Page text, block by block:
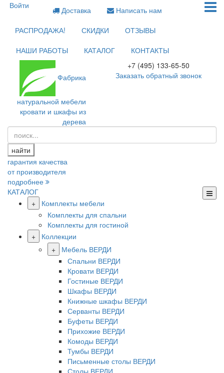
Войти Доставка
Написать нам
РАСПРОДАЖА!
СКИДКИ
ОТЗЫВЫ
НАШИ РАБОТЫ
КАТАЛОГ КОНТАКТЫ
Фабрика
натуральной мебели
кровати и шкафы из
дерева
+7 (495) 133-65-50
Заказать обратный звонок
найти
гарантия качества
от производителя
подробнее
КАТАЛОГ
+
Комплекты мебели
Комплекты для спальни
Комплекты для гостиной
+
Коллекции
+
Мебель ВЕРДИ
Спальни ВЕРДИ
Кровати ВЕРДИ
Гостиные ВЕРДИ
Шкафы ВЕРДИ
Книжные шкафы ВЕРДИ
Серванты ВЕРДИ
Буфеты ВЕРДИ
Прихожие ВЕРДИ
Комоды ВЕРДИ
Тумбы ВЕРДИ
Письменные столы ВЕРДИ
Столы ВЕРДИ